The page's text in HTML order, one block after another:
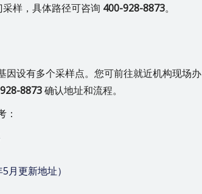
样，具体路径可咨询 400-928-8873。
设有多个采样点。您可前往就近机构现场办
8873确认地址和流程。
：
月更新地址）